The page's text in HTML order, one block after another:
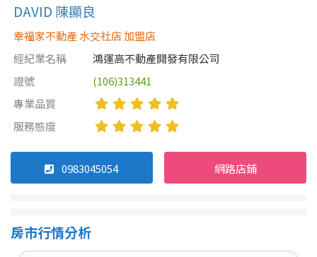
DAVID 陳顯良
幸福家不動產 水交社店 加盟店
經紀業名稱
鴻運高不動產開發有限公司
證號
(106)313441
專業品質
服務態度
0983045054 網路店鋪
房市行情分析